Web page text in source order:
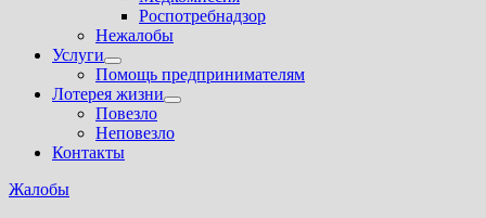
Роспотребнадзор
Нежалобы
Услуги
Показать
подменю
Помощь предпринимателям
Лотерея жизни
Показать
Повезло
Неповезло
Контакты
Жалобы